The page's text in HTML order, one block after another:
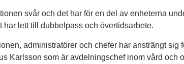
svår och det har för en del av enheterna
har lett till dubbelpass och övertidsarbete.
administratörer och chefer har ansträngt sig
Karlsson som är avdelningschef inom vård och